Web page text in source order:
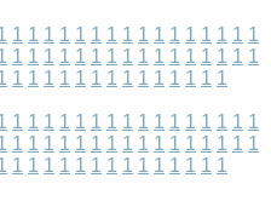
1 1 1 1 1 1 1 1 1 1 1 1 1 1 1 1
1 1 1 1 1 1 1 1 1 1 1 1 1 1 1 1
1 1 1 1 1 1 1 1 1 1 1 1 1 1
1 1 1 1 1 1 1 1 1 1 1 1 1 1 1 1
1 1 1 1 1 1 1 1 1 1 1 1 1 1 1 1
1 1 1 1 1 1 1 1 1 1 1 1 1 1